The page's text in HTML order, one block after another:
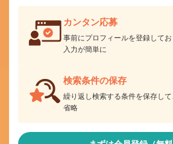
カンタン応募
事前にプロフィールを登録して
入力が簡単に
検索条件の保存
繰り返し検索する条件を保存し
省略